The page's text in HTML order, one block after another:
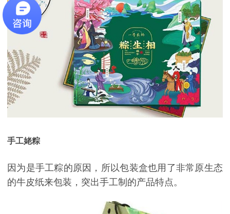
手工姥粽
因为是手工粽的原因，所以包装盒也用了非常原生态
的牛皮纸来包装，突出手工制的产品特点。